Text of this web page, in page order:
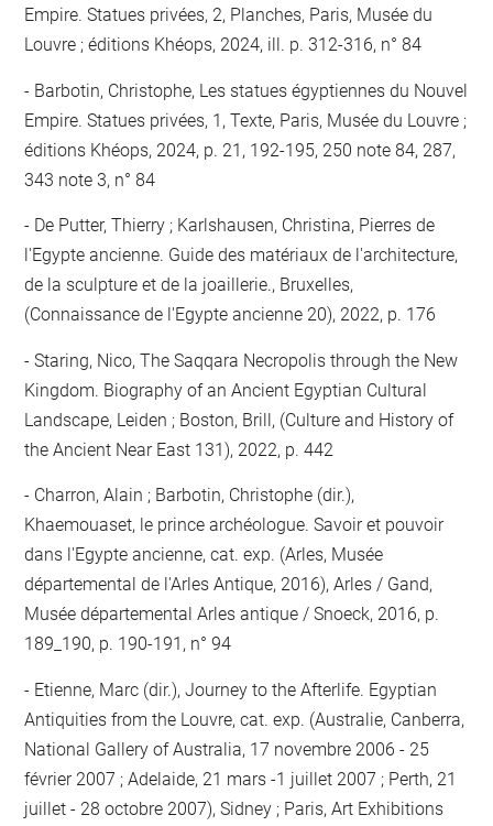
Empire. Statues privées, 2, Planches, Paris, Musée du
Louvre ; éditions Khéops, 2024, ill. p. 312-316, n° 84
Barbotin, Christophe, Les statues égyptiennes du Nouvel
Empire. Statues privées, 1, Texte, Paris, Musée du Louvre ;
éditions Khéops, 2024, p. 21, 192-195, 250 note 84, 287,
343 note 3, n° 84
De Putter, Thierry ; Karlshausen, Christina, Pierres de
l'Egypte ancienne. Guide des matériaux de l'architecture,
de la sculpture et de la joaillerie., Bruxelles,
(Connaissance de l'Egypte ancienne 20), 2022, p. 176
Staring, Nico, The Saqqara Necropolis through the New
Kingdom. Biography of an Ancient Egyptian Cultural
Landscape, Leiden ; Boston, Brill, (Culture and History of
the Ancient Near East 131), 2022, p. 442
Charron, Alain ; Barbotin, Christophe (dir.),
Khaemouaset, le prince archéologue. Savoir et pouvoir
dans l'Egypte ancienne, cat. exp. (Arles, Musée
départemental de l'Arles Antique, 2016), Arles / Gand,
Musée départemental Arles antique / Snoeck, 2016, p.
189_190, p. 190-191, n° 94
Etienne, Marc (dir.), Journey to the Afterlife. Egyptian
Antiquities from the Louvre, cat. exp. (Australie, Canberra,
National Gallery of Australia, 17 novembre 2006 - 25
février 2007 ; Adelaide, 21 mars -1 juillet 2007 ; Perth, 21
juillet - 28 octobre 2007), Sidney ; Paris, Art Exhibitions